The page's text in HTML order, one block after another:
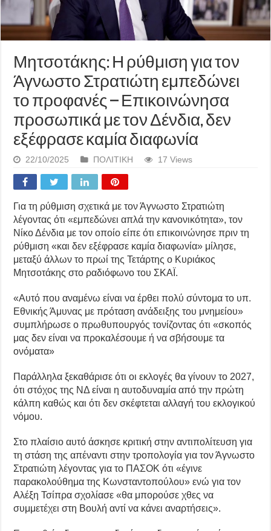
Μητσοτάκης: Η ρύθμιση για τον
Άγνωστο Στρατιώτη εμπεδώνει
το προφανές – Επικοινώνησα
προσωπικά με τον Δένδια, δεν
εξέφρασε καμία διαφωνία
22/10/2025 ΠΟΛΙΤΙΚΗ 17 Views
Για τη ρύθμιση σχετικά με τον Άγνωστο Στρατιώτη
λέγοντας ότι «εμπεδώνει απλά την κανονικότητα», τον
Νίκο Δένδια με τον οποίο είπε ότι επικοινώνησε πριν τη
ρύθμιση «και δεν εξέφρασε καμία διαφωνία» μίλησε,
μεταξύ άλλων το πρωί της Τετάρτης ο Κυριάκος
Μητσοτάκης στο ραδιόφωνο του ΣΚΑΪ.
«Αυτό που αναμένω είναι να έρθει πολύ σύντομα το υπ.
Εθνικής Άμυνας με πρόταση ανάδειξης του μνημείου»
συμπλήρωσε ο πρωθυπουργός τονίζοντας ότι «σκοπός
μας δεν είναι να προκαλέσουμε ή να σβήσουμε τα
ονόματα»
Παράλληλα ξεκαθάρισε ότι οι εκλογές θα γίνουν το 2027,
ότι στόχος της ΝΔ είναι η αυτοδυναμία από την πρώτη
κάλπη καθώς και ότι δεν σκέφτεται αλλαγή του εκλογικού
νόμου.
Στο πλαίσιο αυτό άσκησε κριτική στην αντιπολίτευση για
τη στάση της απέναντι στην τροπολογία για τον Άγνωστο
Στρατιώτη λέγοντας για το ΠΑΣΟΚ ότι «έγινε
παρακολούθημα της Κωνσταντοπούλου» ενώ για τον
Αλέξη Τσίπρα σχολίασε «θα μπορούσε χθες να
συμμετέχει στη Βουλή αντί να κάνει αναρτήσεις».